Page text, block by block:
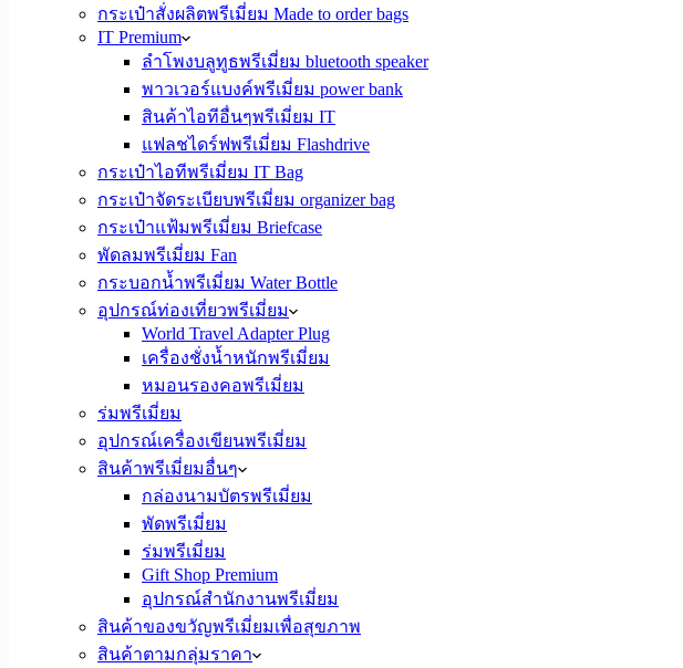
กระเป๋าสั่งผลิตพรีเมี่ยม Made to order bags
IT Premium
ลำโพงบลูทูธพรีเมี่ยม bluetooth speaker
พาวเวอร์แบงค์พรีเมี่ยม power bank
สินค้าไอทีอื่นๆพรีเมี่ยม IT
แฟลชไดร์ฟพรีเมี่ยม Flashdrive
กระเป๋าไอทีพรีเมี่ยม IT Bag
กระเป๋าจัดระเบียบพรีเมี่ยม organizer bag
กระเป๋าแฟ้มพรีเมี่ยม Briefcase
พัดลมพรีเมี่ยม Fan
กระบอกน้ำพรีเมี่ยม Water Bottle
อุปกรณ์ท่องเที่ยวพรีเมี่ยม
World Travel Adapter Plug
เครื่องชั่งน้ำหนักพรีเมี่ยม
หมอนรองคอพรีเมี่ยม
ร่มพรีเมี่ยม
อุปกรณ์เครื่องเขียนพรีเมี่ยม
สินค้าพรีเมี่ยมอื่นๆ
กล่องนามบัตรพรีเมี่ยม
พัดพรีเมี่ยม
ร่มพรีเมี่ยม
Gift Shop Premium
อุปกรณ์สำนักงานพรีเมี่ยม
สินค้าของขวัญพรีเมี่ยมเพื่อสุขภาพ
สินค้าตามกลุ่มราคา